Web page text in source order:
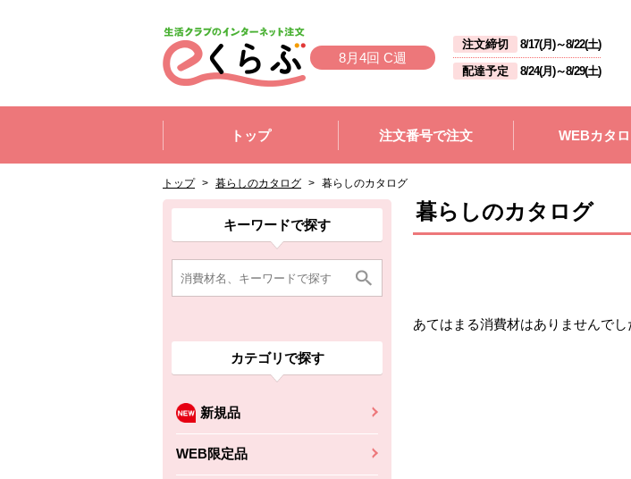
8月4回 C週
注文締切 8/17(月)～8/22(土)
配達予定
8/24(月)～8/29(土)
トップ
注文番号で注文 WEBカタ
トップ > 暮らしのカタログ > 暮らしのカタログ
ここから消費材検索メニューです。
キーワードで探す
カテゴリで探す
新規品
WEB限定品
消費材検索メニューここまで。
ここから本文です。
ここから組合員向けメニューです。
組合員向けメニューここまで。
ここから本文です。 暮らしのカタログ
あてはまる消費材はありませんでし